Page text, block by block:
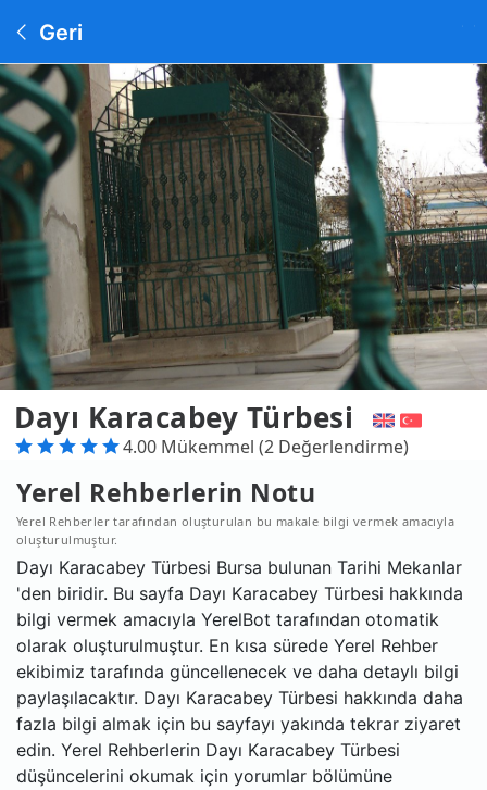
Geri
Dayı Karacabey Türbesi
4.00 Mükemmel (2 Değerlendirme)
Yerel Rehberlerin Notu
Yerel Rehberler tarafından oluşturulan bu makale bilgi vermek amacıyla
oluşturulmuştur.
Dayı Karacabey Türbesi Bursa bulunan Tarihi Mekanlar
'den biridir. Bu sayfa Dayı Karacabey Türbesi hakkında
bilgi vermek amacıyla YerelBot tarafından otomatik
olarak oluşturulmuştur. En kısa sürede Yerel Rehber
ekibimiz tarafında güncellenecek ve daha detaylı bilgi
paylaşılacaktır. Dayı Karacabey Türbesi hakkında daha
fazla bilgi almak için bu sayfayı yakında tekrar ziyaret
edin. Yerel Rehberlerin Dayı Karacabey Türbesi
düşüncelerini okumak için yorumlar bölümüne